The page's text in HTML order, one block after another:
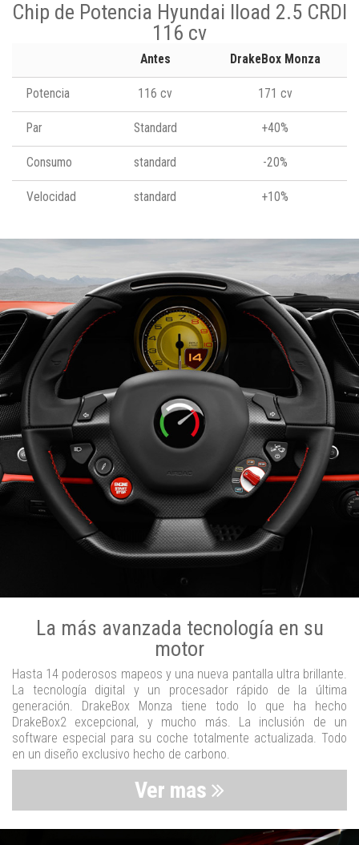
Chip de Potencia Hyundai Iload 2.5 CRDI
116 cv
Antes DrakeBox Monza
Potencia 116 cv 171 cv
Par Standard +40%
Consumo standard -20%
Velocidad standard +10%
La más avanzada tecnología en su
motor
Hasta 14 poderosos mapeos y una nueva pantalla ultra brillante.
La tecnología digital y un procesador rápido de la última
generación. DrakeBox Monza tiene todo lo que ha hecho
DrakeBox2 excepcional, y mucho más. La inclusión de un
software especial para su coche totalmente actualizada. Todo
en un diseño exclusivo hecho de carbono.
Ver mas